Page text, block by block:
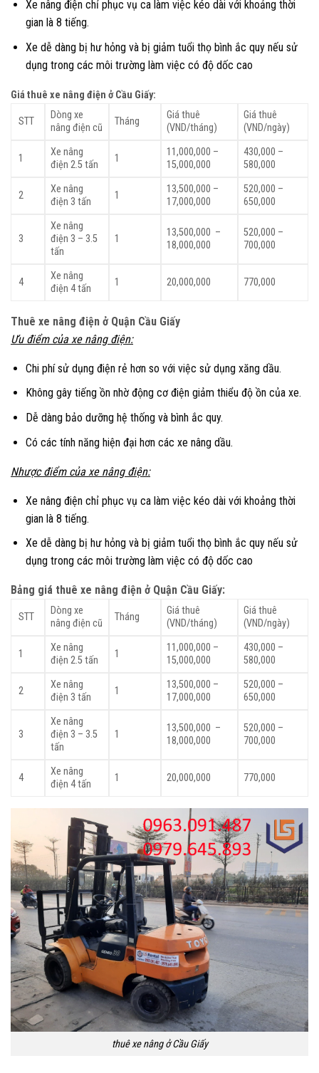
Xe nâng điện chỉ phục vụ ca làm việc kéo dài với khoảng thời
gian là 8 tiếng.
Xe dễ dàng bị hư hỏng và bị giảm tuổi thọ bình ắc quy nếu sử
dụng trong các môi trường làm việc có độ dốc cao
Giá thuê xe nâng điện ở Cầu Giấy:
STT
Dòng xe
nâng điện cũ
Tháng
Giá thuê
(VND/tháng)
Giá thuê
(VND/ngày)
1
Xe nâng
điện 2.5 tấn
1
11,000,000 –
15,000,000
430,000 –
580,000
2
Xe nâng
điện 3 tấn
1
13,500,000 –
17,000,000
520,000 –
650,000
3
Xe nâng
điện 3 – 3.5
tấn
1
13,500,000 –
18,000,000
520,000 –
700,000
4
Xe nâng
điện 4 tấn
1 20,000,000 770,000
Thuê xe nâng điện ở Quận Cầu Giấy
Ưu điểm của xe nângđiện:
Chi phí sử dụng điện rẻ hơn so với việc sử dụng xăng dầu.
Không gây tiếng ồn nhờ động cơ điện giảm thiểu độ ồn của xe.
Dễ dàng bảo dưỡng hệ thống và bình ắc quy.
Có các tính năng hiện đại hơn các xe nâng dầu.
Nhược điểm của xe nâng điện:
Xe nâng điện chỉ phục vụ ca làm việc kéo dài với khoảng thời
gian là 8 tiếng.
Xe dễ dàng bị hư hỏng và bị giảm tuổi thọ bình ắc quy nếu sử
dụng trong các môi trường làm việc có độ dốc cao
Bảng giá thuê xe nâng điện ở Quận Cầu Giấy:
STT
Dòng xe
nâng điện cũ
Tháng
Giá thuê
(VND/tháng)
Giá thuê
(VND/ngày)
1
Xe nâng
điện 2.5 tấn
1
11,000,000 –
15,000,000
430,000 –
580,000
2
Xe nâng
điện 3 tấn
1
13,500,000 –
17,000,000
520,000 –
650,000
3
Xe nâng
điện 3 – 3.5
tấn
1
13,500,000 –
18,000,000
520,000 –
700,000
4
Xe nâng
điện 4 tấn
1 20,000,000 770,000
thuê xe nâng ở Cầu Giấy